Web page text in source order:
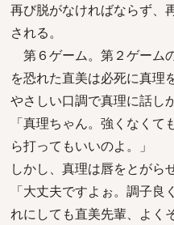
再び脱がなければならず、
される。
第６ゲーム。第２ゲーム
を恐れた直美は必死に真理
やさしい口調で真理に話し
「真理ちゃん。強くなく
ら打ってもいいのよ。」
しかし、真理は唇をとがら
「大丈夫ですよぉ。調子
れにしても直美先輩、よく